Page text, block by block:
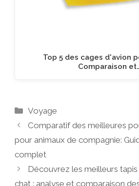
Top 5 des cages d'avion
Comparaison
Catégories
Voyage
Comparatif des meilleures
pour animaux de compagnie:
complet
Découvrez les meilleurs
chat : analyse et comparaison